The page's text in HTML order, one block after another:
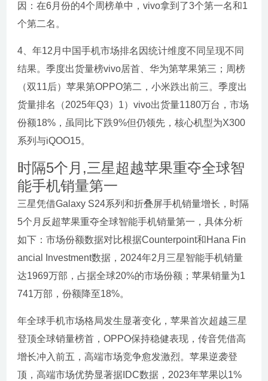
因：在6月份的4个周榜单中，vivo拿到了3个第一名和1
个第二名。
4、年12月中国手机市场排名因统计维度不同呈现不同
结果。季度出货量榜vivo居首、华为第苹果第三；周榜
（双11后）苹果第OPPO第二，小米跌出前三。季度出
货量排名（2025年Q3）1）vivo出货量1180万台，市场
份额18%，虽同比下跌9%但仍领先，核心机型为X300
系列与iQOO15。
时隔5个月,三星超越苹果重夺全球智
能手机销量第一
三星凭借Galaxy S24系列和折叠屏手机销量增长，时隔
5个月反超苹果重夺全球智能手机销量第一，具体分析
如下：市场份额数据对比根据Counterpoint和Hana Fin
ancial Investment数据，2024年2月三星智能手机销量
达1969万部，占据全球20%的市场份额；苹果销量为1
741万部，份额降至18%。
年全球手机市场格局发生显著变化，苹果首次超越三星
登顶全球销量榜首，OPPO保持稳健表现，传音凭借高
增长冲入前五，高端市场竞争愈发激烈。苹果逆袭登
顶，高端市场优势显著据IDC数据，2023年苹果以1%